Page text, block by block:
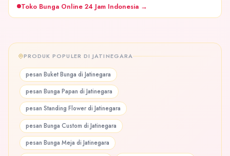
Toko Bunga Online 24 Jam Indonesia →
PRODUK POPULER DI JATINEGARA
pesan Buket Bunga di Jatinegara
pesan Bunga Papan di Jatinegara
pesan Standing Flower di Jatinegara
pesan Bunga Custom di Jatinegara
pesan Bunga Meja di Jatinegara